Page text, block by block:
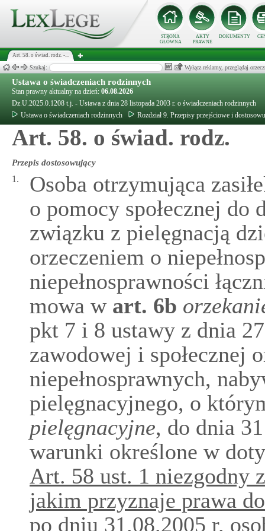
STRONA
GŁÓWNA
AKTY
PRAWNE
DOKUMENTY
Art. 58. o świad. rodz. -...
Szukaj: Wyłącz reklamy, przeglądaj
Ustawa o świadczeniach rodzinnych
Stan prawny aktualny na dzień: 06.08.2026
Dz.U.2025.0.1208 t.j. - Ustawa z dnia 28 listopada 2003 r. o świadczeniach rodzinnych
Ustawa o świadczeniach rodzinnych
Rozdział 9. Przepisy przejściowe i
Art. 58. o świad. rodz.
Przepis dostosowujący
1.
Osoba otrzymująca
o pomocy społecznej
związku z pielęgnacją
orzeczeniem o
niepełnosprawności
mowa wart. 6b
pkt 7 i 8 ustawy z dnia
zawodowej i społecznej
niepełnosprawnych,
pielęgnacyjnego, o
pielęgnacyjne, do dnia
warunki określone w
Art. 58 ust. 1 niezgodny
jakim przyznaje prawa
po dniu 31.08.2005 r.